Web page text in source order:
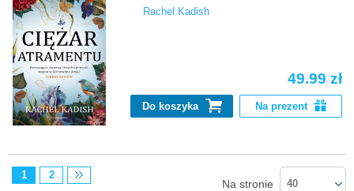
Rachel Kadish
49.99 zł
Do koszyka Na prezent
1 2
Na stronie 40